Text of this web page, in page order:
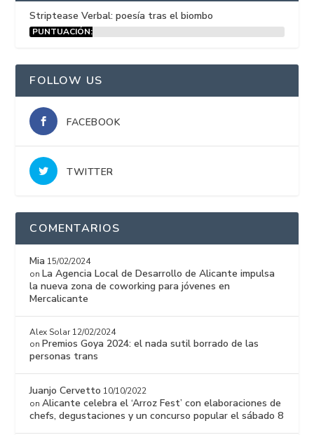
Striptease Verbal: poesía tras el biombo
PUNTUACIÓN:
FOLLOW US
FACEBOOK
TWITTER
COMENTARIOS
Mia 15/02/2024
on La Agencia Local de Desarrollo de Alicante impulsa
la nueva zona de coworking para jóvenes en
Mercalicante
Alex Solar 12/02/2024
on Premios Goya 2024: el nada sutil borrado de las
personas trans
Juanjo Cervetto 10/10/2022
onAlicante celebra el ‘Arroz Fest’ con elaboraciones de
chefs, degustaciones y un concurso popular el sábado 8